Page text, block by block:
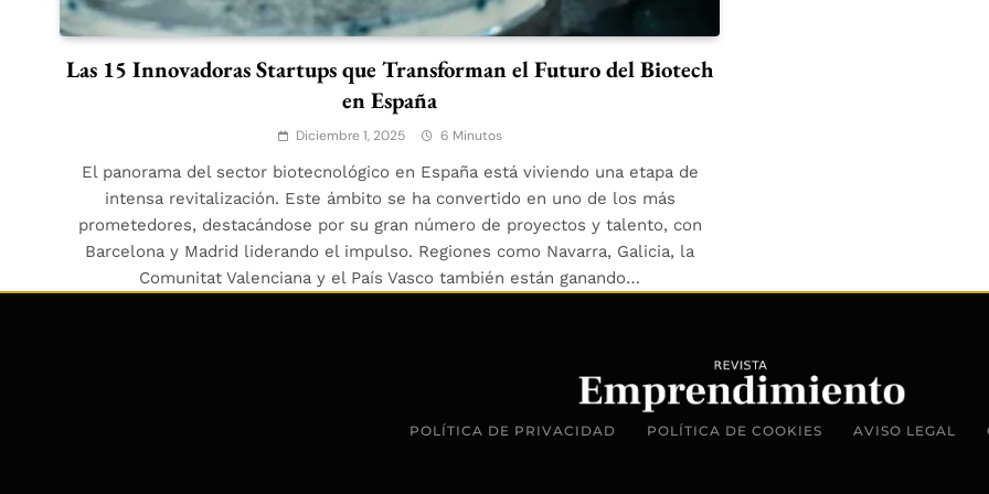
Las 15 Innovadoras Startups que Transforman el Futuro del Biotech
en España
Diciembre 1, 2025 6 Minutos
El panorama del sector biotecnológico en España está viviendo una etapa de
intensa revitalización. Este ámbito se ha convertido en uno de los más
prometedores, destacándose por su gran número de proyectos y talento, con
Barcelona y Madrid liderando el impulso. Regiones como Navarra, Galicia, la
Comunitat Valenciana y el País Vasco también están ganando…
POLÍTICA DE PRIVACIDAD POLÍTICA DE COOKIES AVISO LEGAL